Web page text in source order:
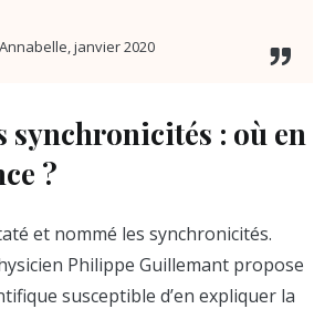
Annabelle, janvier 2020
synchronicités : où en
?
et nommé les synchronicités.
Philippe Guillemant propose
susceptible d’en expliquer la